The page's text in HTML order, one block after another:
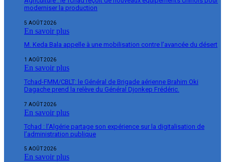
moderniser la production
5 AOÛT 2026
En savoir plus
M. Keda Bala appelle à une mobilisation contre l’avancée du désert
1 AOÛT 2026
En savoir plus
Tchad-FMM/CBLT: le Général de Brigade aérienne Brahim Oki
Dagache prend la relève du Général Djonkep Frédéric.
7 AOÛT 2026
En savoir plus
Tchad : l’Algérie partage son expérience sur la digitalisation de
l’administration publique
5 AOÛT 2026
En savoir plus